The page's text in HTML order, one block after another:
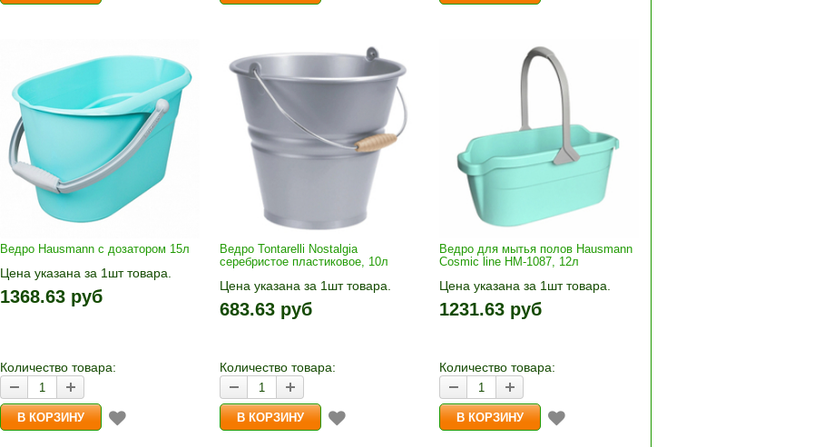
Ведро Hausmann с дозатором 15л
Цена указана за 1шт товара.
1шт прибавляется кнопками «+»
и «-». Выберите нужное
1368.63 руб
Количество товара:
Ведро Tontarelli Nostalgia
серебристое пластиковое, 10л
Цена указана за 1шт товара.
1шт прибавляется кнопками «+»
и «-». Выберите нужное
683.63 руб
Количество товара:
Ведро для мытья полов Hausmann
Cosmic line HM-1087, 12л
Цена указана за 1шт товара.
1шт прибавляется кнопками «+»
и «-». Выберите нужное
1231.63 руб
Количество товара: